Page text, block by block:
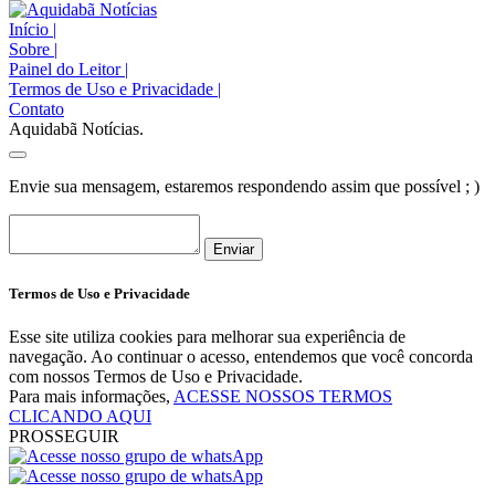
Início |
Sobre |
Painel do Leitor |
Termos de Uso e Privacidade |
Contato
Aquidabã Notícias.
Envie sua mensagem, estaremos respondendo assim que possível ; )
Enviar
Termos de Uso e Privacidade
Esse site utiliza cookies para melhorar sua experiência de
navegação. Ao continuar o acesso, entendemos que você concorda
com nossos Termos de Uso e Privacidade.
Para mais informações, ACESSE NOSSOS TERMOS
CLICANDO AQUI
PROSSEGUIR